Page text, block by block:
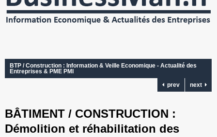
BTP / Construction : Information & Veille Economique - Actualité des
Entreprises & PME PMI
prev
next
BÂTIMENT / CONSTRUCTION :
Démolition et réhabilitation des